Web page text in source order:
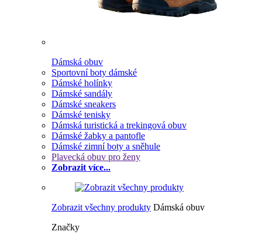
Dámská obuv
Sportovní boty dámské
Dámské holínky
Dámské sandály
Dámské sneakers
Dámské tenisky
Dámská turistická a trekingová obuv
Dámské žabky a pantofle
Dámské zimní boty a sněhule
Plavecká obuv pro ženy
Zobrazit více...
Zobrazit všechny produkty Dámská obuv
Značky